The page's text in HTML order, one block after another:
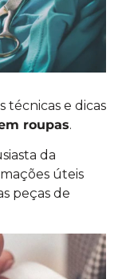
técnicas e dicas
roupas.
da
úteis
peças de